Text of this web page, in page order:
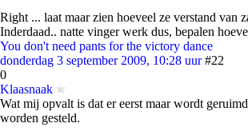
Right ... laat maar zien hoeveel ze verstand van
Inderdaad.. natte vinger werk dus, bepalen
You don't need pants for the victory dance
donderdag 3 september 2009, 10:28 uur #22
0
Klaasnaak
Wat mij opvalt is dat er eerst maar wordt
worden gesteld.